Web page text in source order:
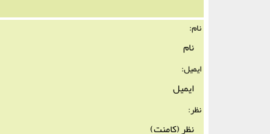
نام:
ایمیل:
نظر: